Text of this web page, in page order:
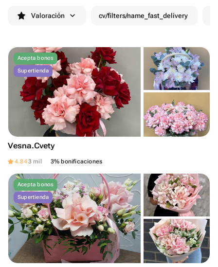
Valoración cv/filters/name_fast_delivery
Acepta bonos
Supertienda
Vesna.Cvety
4.843 mil 3% bonificaciones
Acepta bonos
Supertienda